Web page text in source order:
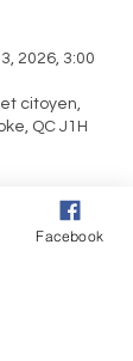
2026, 3:00
citoyen,
QC J1H
Facebook